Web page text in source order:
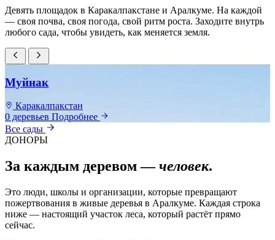
Девять площадок в Каракалпакстане и Аралкуме. На каждой
— своя почва, своя погода, свой ритм роста. Заходите внутрь
любого сада, чтобы увидеть, как меняется земля.
Муйнак
Каракалпакстан
0 деревьев Подробнее
Все сады
ДОНОРЫ
За каждым деревом —человек.
Это люди, школы и организации, которые превращают
пожертвования в живые деревья в Аралкуме. Каждая строка
ниже — настоящий участок леса, который растёт прямо
сейчас.